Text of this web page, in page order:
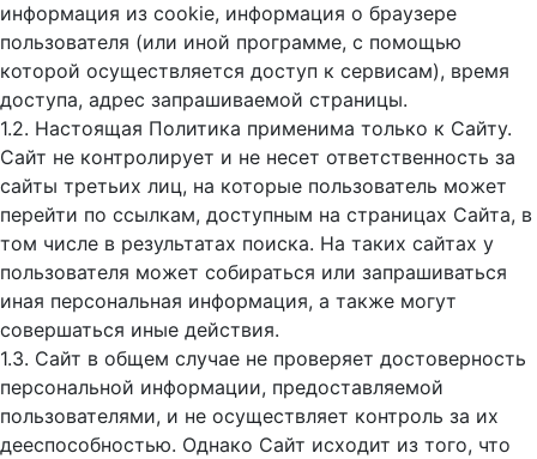
информация из cookie, информация о браузере
пользователя (или иной программе, с помощью
которой осуществляется доступ к cервисам), время
доступа, адрес запрашиваемой страницы.
1.2. Настоящая Политика применима только к Сайту.
Сайт не контролирует и не несет ответственность за
сайты третьих лиц, на которые пользователь может
перейти по ссылкам, доступным на страницах Сайта, в
том числе в результатах поиска. На таких сайтах у
пользователя может собираться или запрашиваться
иная персональная информация, а также могут
совершаться иные действия.
1.3. Сайт в общем случае не проверяет достоверность
персональной информации, предоставляемой
пользователями, и не осуществляет контроль за их
дееспособностью. Однако Сайт исходит из того, что